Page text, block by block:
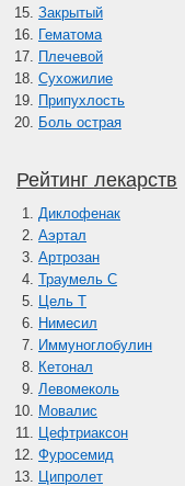
Закрытый
Гематома
Плечевой
Сухожилие
Припухлость
Боль острая
Рейтинг лекарств
Диклофенак
Аэртал
Артрозан
Траумель С
Цель Т
Нимесил
Иммуноглобулин
Кетонал
Левомеколь
Мовалис
Цефтриаксон
Фуросемид
Ципролет